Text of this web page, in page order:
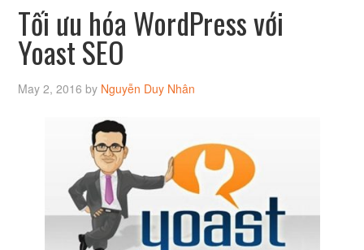
Tối ưu hóa WordPress với
Yoast SEO
May 2, 2016 by Nguyễn Duy Nhân